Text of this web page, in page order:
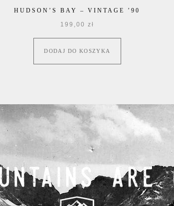
HUDSON’S BAY – VINTAGE ’90
199,00 zł
DODAJ DO KOSZYKA